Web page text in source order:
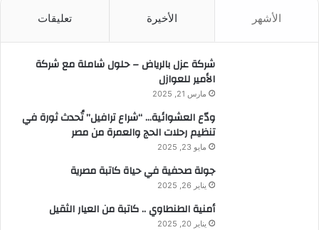
الأشهر الأخيرة تعليقات
شركة عزل بالرياض – حلول شاملة مع شركة
الأمير للعوازل
مارس 21, 2025
ودّع العشوائية… “شراع ترافيل” تُحدث ثورة في
تنظيم رحلات الحج والعمرة من مصر
مايو 23, 2025
جولة صحفية في حياة كاتبة مصرية
يناير 26, 2025
أمنية الطنطاوي .. كاتبة من العيار الثقيل
يناير 20, 2025